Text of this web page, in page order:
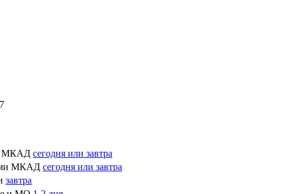
МКАД сегодня или завтра
МКАД сегодня или завтра
завтра